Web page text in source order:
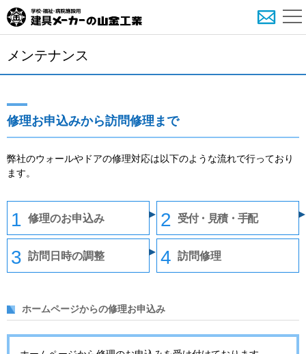
メンテナンス
修理お申込みから訪問修理まで
弊社のウォールやドアの修理対応は以下のような流れで行っており
ます。
修理のお申込み 受付・見積・手配
訪問日時の調整 訪問修理
ホームページからの修理お申込み